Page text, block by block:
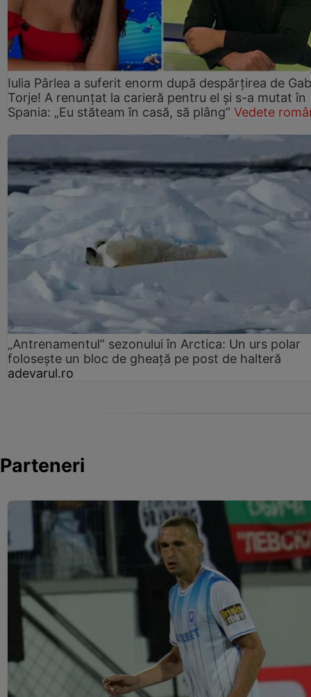
Iulia Pârlea a suferit enorm după despărțirea de
Torje! A renunțat la carieră pentru el și s-a mutat în
Spania: „Eu stăteam în casă, să plâng” Vedete
„Antrenamentul” sezonului în Arctica: Un urs polar
folosește un bloc de gheață pe post de halteră
adevarul.ro
Parteneri